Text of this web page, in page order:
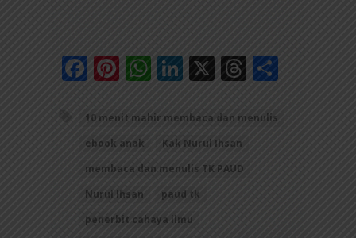
Facebook
Pinterest
WhatsApp
LinkedIn
X Threads
10 menit mahir membaca dan menulis
ebook anak
Kak Nurul Ihsan
membaca dan menulis TK PAUD
Nurul Ihsan
paud tk
penerbit cahaya ilmu